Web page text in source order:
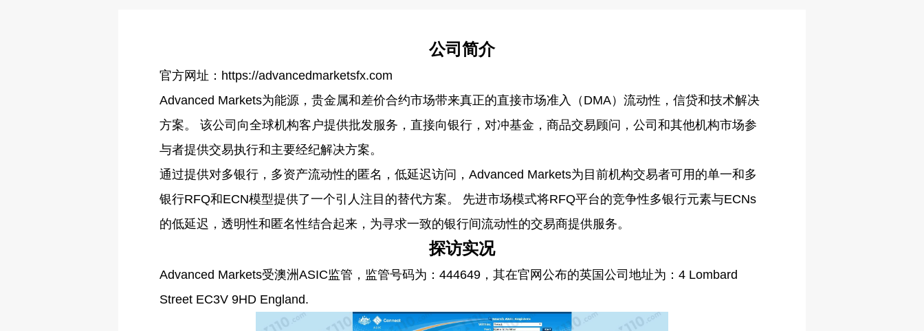
公司简介
官方网址：https://advancedmarketsfx.com
Advanced Markets为能源，贵金属和差价合约市场带来真正的直接市场准入（DMA）流动性，信贷和技术解决
方案。 该公司向全球机构客户提供批发服务，直接向银行，对冲基金，商品交易顾问，公司和其他机构市场参
与者提供交易执行和主要经纪解决方案。
通过提供对多银行，多资产流动性的匿名，低延迟访问，Advanced Markets为目前机构交易者可用的单一和多
银行RFQ和ECN模型提供了一个引人注目的替代方案。 先进市场模式将RFQ平台的竞争性多银行元素与ECNs
的低延迟，透明性和匿名性结合起来，为寻求一致的银行间流动性的交易商提供服务。
探访实况
Advanced Markets受澳洲ASIC监管，监管号码为：444649，其在官网公布的英国公司地址为：4 Lombard
Street EC3V 9HD England.